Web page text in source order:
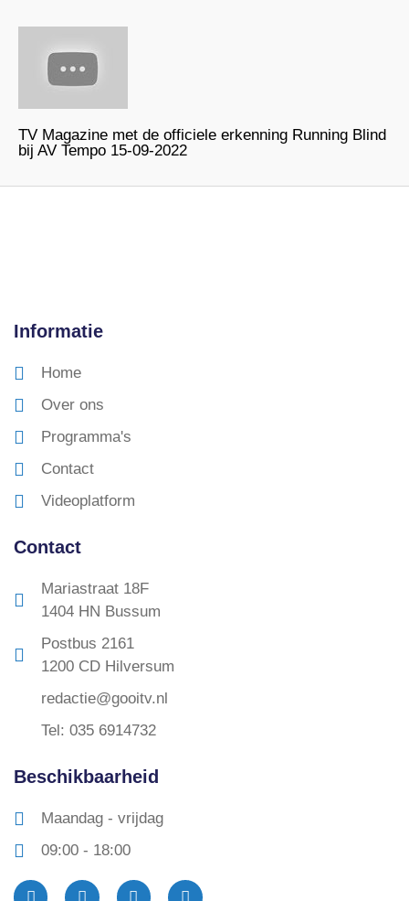
TV Magazine met de officiele erkenning Running Blind
bij AV Tempo 15-09-2022
Informatie
Home
Over ons
Programma's
Contact
Videoplatform
Contact
Mariastraat 18F
1404 HN Bussum
Postbus 2161
1200 CD Hilversum
redactie@gooitv.nl
Tel: 035 6914732
Beschikbaarheid
Maandag - vrijdag
09:00 - 18:00